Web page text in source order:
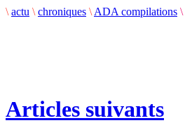
\ actu \ chroniques \ ADA compilations \
Articles suivants